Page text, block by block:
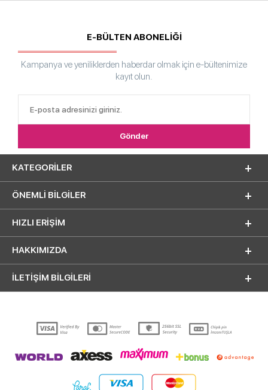
E-BÜLTEN ABONELİĞİ
Kampanya ve yeniliklerden haberdar olmak için e-bültenimize
kayıt olun.
KATEGORILER
ÖNEMLI BILGILER
HIZLI ERIŞIM
HAKKIMIZDA
İLETİŞİM BİLGİLERİ